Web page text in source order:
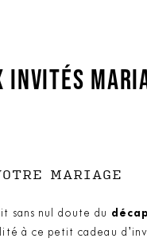
INVITÉS
MARIAGE
sans nul doute du
à ce petit cadeau